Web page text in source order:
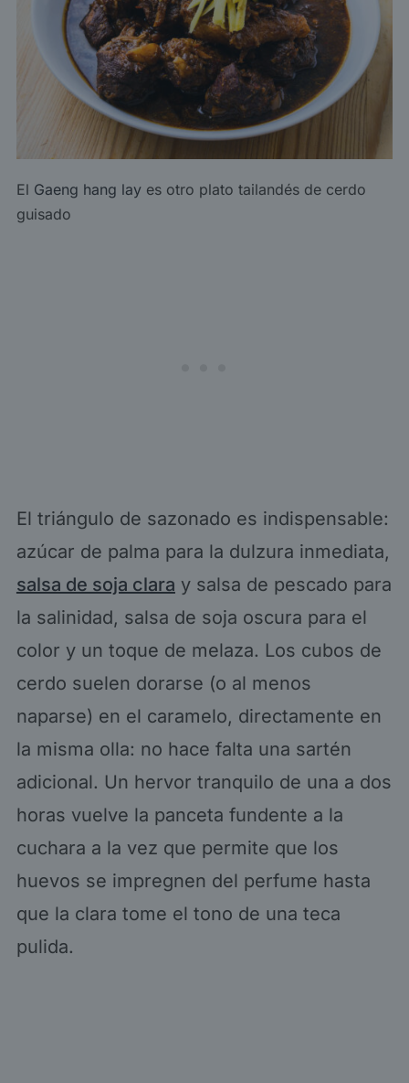
El Gaeng hang layes otro plato tailandés de cerdo
guisado
El triángulo de sazonado es indispensable:
azúcar de palma para la dulzura inmediata,
salsa de soja clara y salsa de pescado para
la salinidad, salsa de soja oscura para el
color y un toque de melaza. Los cubos de
cerdo suelen dorarse (o al menos
naparse) en el caramelo, directamente en
la misma olla: no hace falta una sartén
adicional. Un hervor tranquilo de una a dos
horas vuelve la panceta fundente a la
cuchara a la vez que permite que los
huevos se impregnen del perfume hasta
que la clara tome el tono de una teca
pulida.